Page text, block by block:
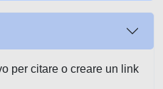
per citare o creare un link